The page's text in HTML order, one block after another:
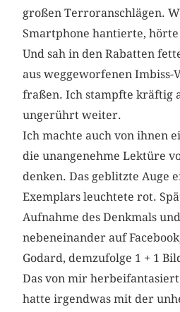
großen Terroranschlägen.
Smartphone hantierte, hörte
Und sah in den Rabatten
aus weggeworfenen Imbiss-
fraßen. Ich stampfte kräftig
ungerührt weiter.
Ich machte auch von ihnen
die unangenehme Lektüre
denken. Das geblitzte Auge
Exemplars leuchtete rot.
Aufnahme des Denkmals
nebeneinander auf
Godard, demzufolge 1 + 1
Das von mir
hatte irgendwas mit der